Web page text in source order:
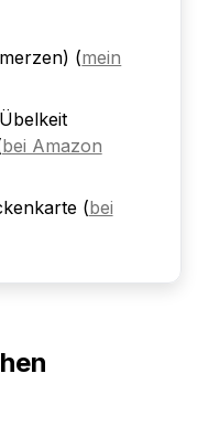
(mein
bei Amazon
(bei